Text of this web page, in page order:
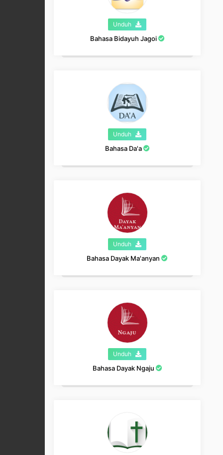
Unduh
Bahasa Bidayuh Jagoi
Unduh
Bahasa Da'a
Unduh
Bahasa Dayak Ma'anyan
Unduh
Bahasa Dayak Ngaju